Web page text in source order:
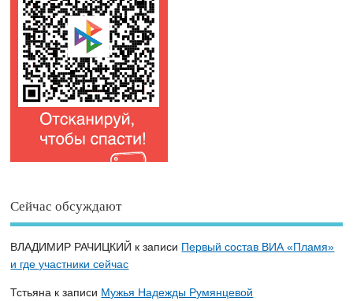
Сейчас обсуждают
ВЛАДИМИР РАЧИЦКИЙ к записи Первый состав ВИА «Пламя»
и где участники сейчас
Тстьяна к записи Мужья Надежды Румянцевой